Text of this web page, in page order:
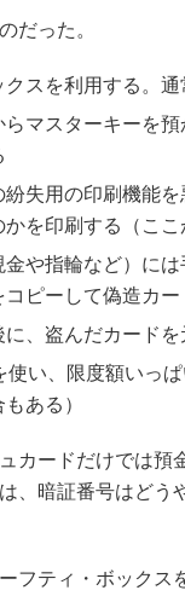
だった。
クスを利用する。
マスターキーを
失用の印刷機能
を印刷する（ここ
や指輪など）に
ピーして偽造カー
、盗んだカード
使い、限度額いっ
ある）
カードだけでは預
、暗証番号はど
フティ・ボックス